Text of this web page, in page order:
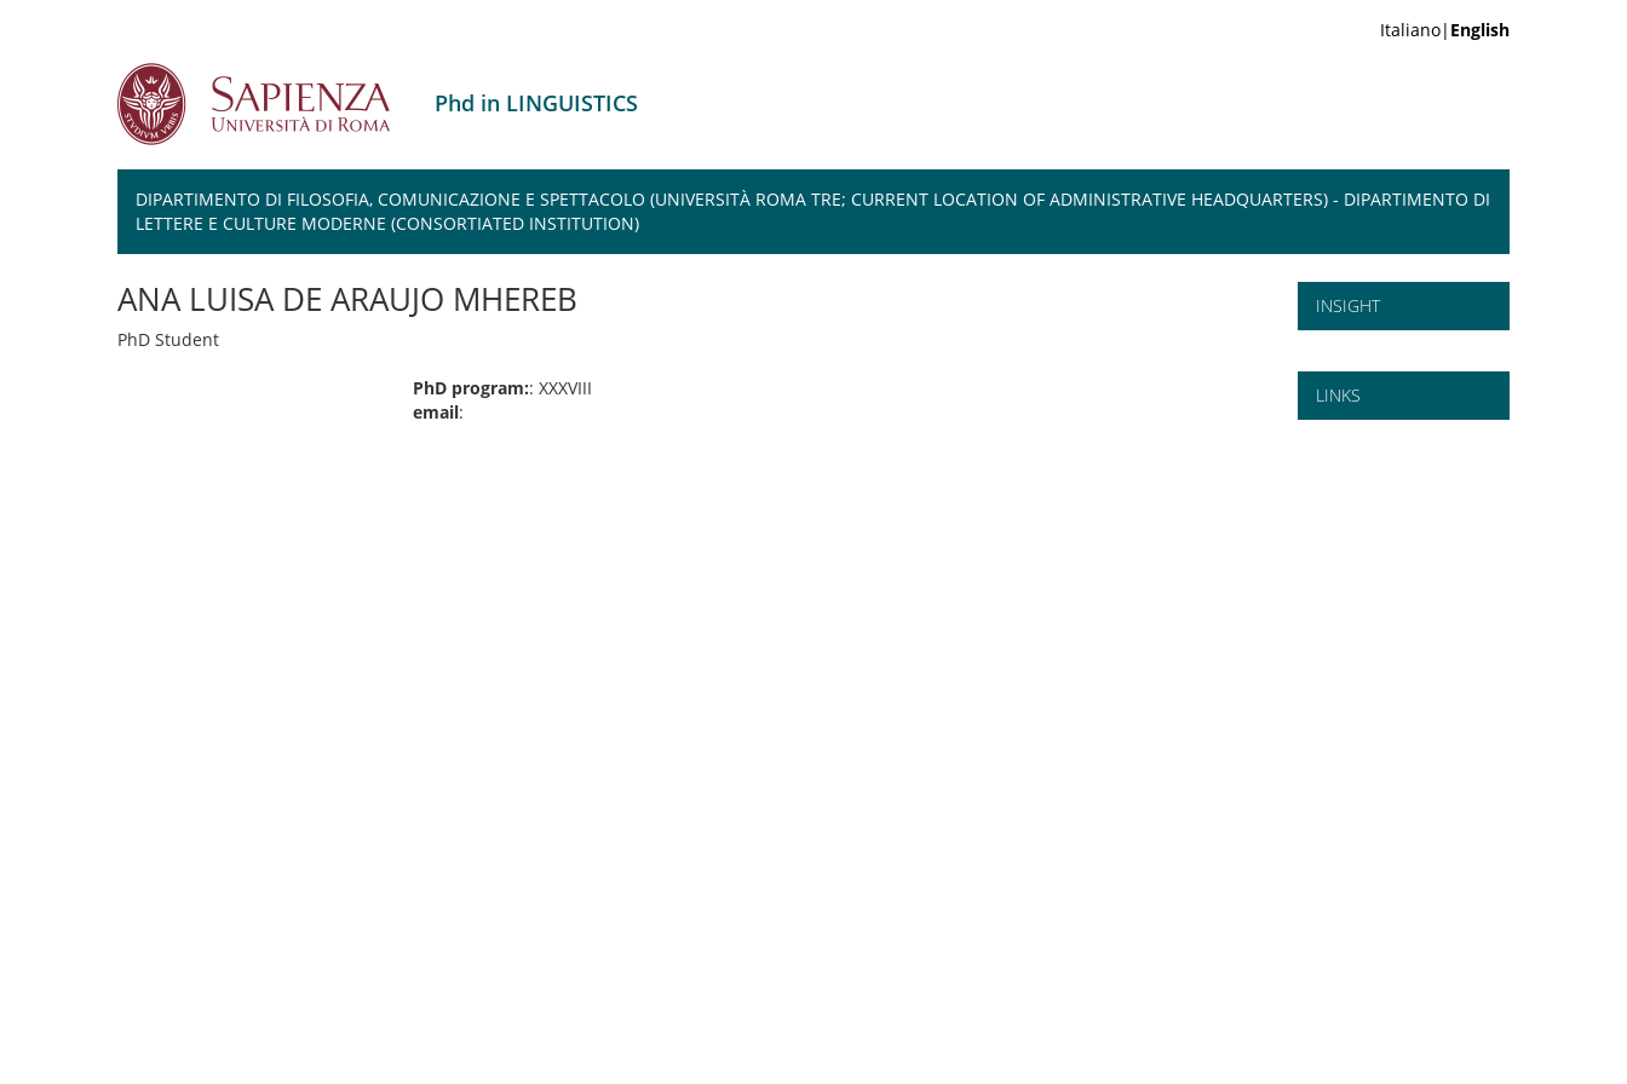
Italiano| English
Phd in LINGUISTICS
DIPARTIMENTO DI FILOSOFIA, COMUNICAZIONE E SPETTACOLO (UNIVERSITÀ ROMA TRE; CURRENT LOCATION OF ADMINISTRATIVE HEADQUARTERS) - DIPARTIMENTO DI
LETTERE E CULTURE MODERNE (CONSORTIATED INSTITUTION)
ANA LUISA DE ARAUJO MHEREB
PhD Student
PhD program:: XXXVIII
email:
INSIGHT
LINKS